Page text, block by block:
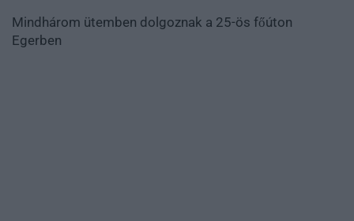
Mindhárom ütemben dolgoznak a 25-ös főúton
Egerben